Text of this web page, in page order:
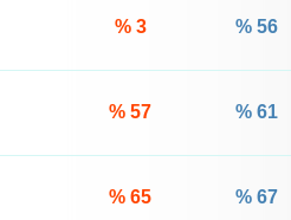
% 3 % 56
% 57 % 61
% 65 % 67